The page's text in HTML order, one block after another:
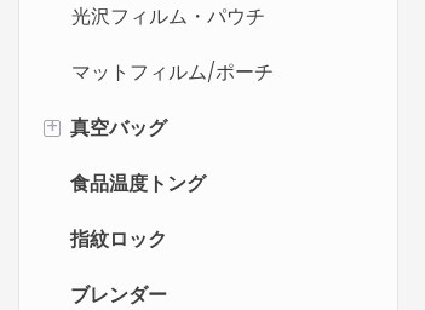
ハンドヘルド掃除機
4ロールラミネーター
光沢フィルム・パウチ
マットフィルム/ポーチ
+ 真空バッグ
真空バッグロール
真空バルブジッパーバッグ
プレカット真空袋
食品温度トング
指紋ロック
ブレンダー